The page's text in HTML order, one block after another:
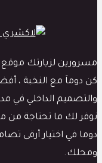
مسرورين لزيارتك
كن دوماَ مع النخبة ،
والتصميم الداخلي في
نوفر لك ما تحتاجة من
دوما في اختيار أرقى
ومحلك.